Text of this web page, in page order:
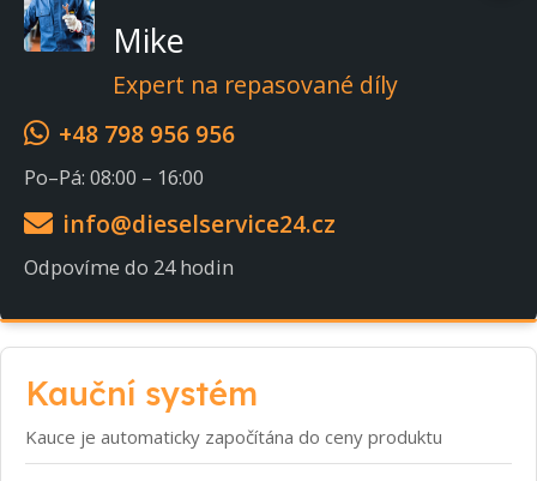
Mike
Expert na repasované díly
+48 798 956 956
Po–Pá: 08:00 – 16:00
info@dieselservice24.cz
Odpovíme do 24 hodin
Kauční systém
Kauce je automaticky započítána do ceny produktu